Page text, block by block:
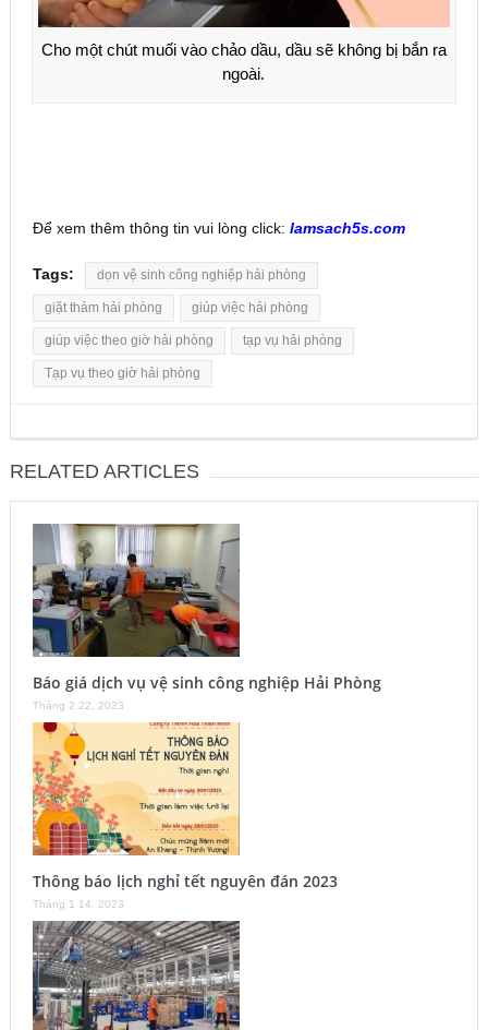
Cho một chút muối vào chảo dầu, dầu sẽ không bị bắn ra
ngoài.
Để xem thêm thông tin vui lòng click: lamsach5s.com
Tags: dọn vệ sinh công nghiệp hải phòng
giặt thảm hải phòng giúp việc hải phòng
giúp việc theo giờ hải phòng tạp vụ hải phòng
Tạp vụ theo giờ hải phòng
RELATED ARTICLES
Báo giá dịch vụ vệ sinh công nghiệp Hải Phòng
Tháng 2 22, 2023
Thông báo lịch nghỉ tết nguyên đán 2023
Tháng 1 14, 2023